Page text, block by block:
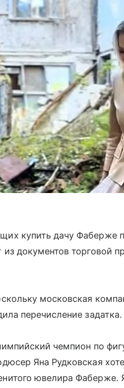
купить дачу Фаберже
документов торговой
московская
перечисление
чемпион по
Яна Рудковская
ювелира Фаберже.